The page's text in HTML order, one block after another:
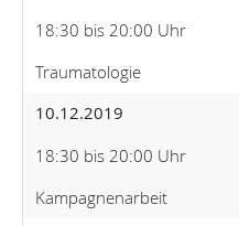
18:30 bis 20:00 Uhr
Traumatologie
10.12.2019
18:30 bis 20:00 Uhr
Kampagnenarbeit